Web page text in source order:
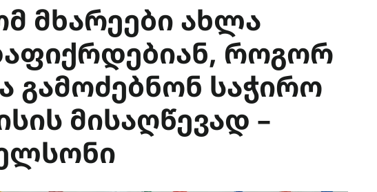
მხარეები ახლა
როგორ
გამოძებნონ საჭირო
მისაღწევად –